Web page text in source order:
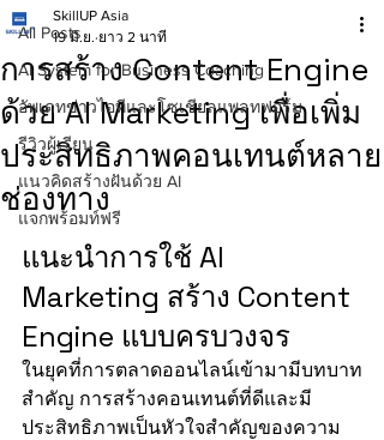
All Posts
AI System for Business Coaching
อัพเดทข่าวไอทีและโซเชียลแพลทฟอร์ม
รีวิวผู้เรียน
แนวคิดสร้างฝันด้วย AI
แจกพร้อมท์ฟรี
การสร้าง Content Engine
ด้วย AI Marketing เพื่อเพิ่ม
ประสิทธิภาพคอนเทนต์หลาย
ช่องทาง
SkillUP Asia
19 มิ.ย. ยาว 2 นาที
แนะนำการใช้ AI
Marketing สร้าง Content
Engine แบบครบวงจร
ในยุคที่การตลาดออนไลน์เข้ามามีบทบาท
สำคัญ การสร้างคอนเทนต์ที่ดีและมี
ประสิทธิภาพเป็นหัวใจสำคัญของความ